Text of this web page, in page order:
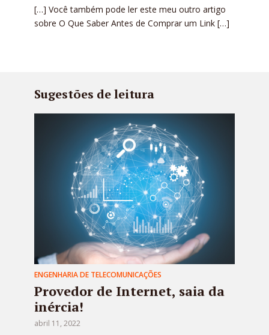
[…] Você também pode ler este meu outro artigo
sobre O Que Saber Antes de Comprar um Link […]
Sugestões de leitura
ENGENHARIA DE TELECOMUNICAÇÕES
Provedor de Internet, saia da
inércia!
abril 11, 2022